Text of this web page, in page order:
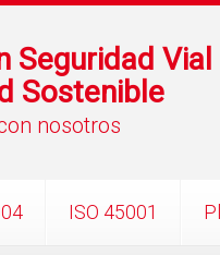
Seguridad Vial
Sostenible
nosotros
ISO 45001